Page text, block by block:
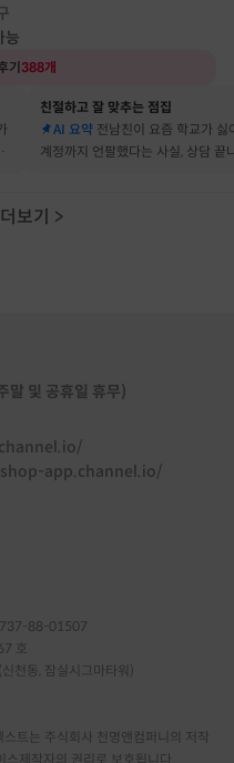
능
기 388개
친절하고 잘 맞추는 점집
AI 요약 전남친이 요즘 학교가 싫
계정까지 언팔했다는 사실, 상담 끝
보기 >
말 및 공휴일 휴무)
shop-app.channel.io/
737-88-01507
호
천동, 잠실시그마타워)
트는 주식회사 천명앤컴퍼니의 저작
스제작자의 권리로 보호됩니다.